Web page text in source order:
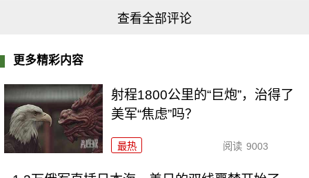
查看全部评论
更多精彩内容
射程1800公里的“巨炮”，治得了
美军“焦虑”吗？
最热 阅读 9003